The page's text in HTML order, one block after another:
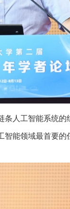
人工智能系统
能领域最首要